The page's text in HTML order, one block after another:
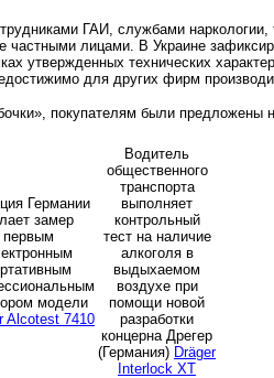
ГАИ, службами
лицами. В Украине
утвержденных технических
для других фирм
покупателям были предложены
Германии
замер
первым
модели
Alcotest 7410
Водитель
общественного
транспорта
выполняет
контрольный
тест на наличие
алкоголя в
выдыхаемом
воздухе при
помощи новой
разработки
концерна Дрегер
(Германия) Dräger
Interlock XT